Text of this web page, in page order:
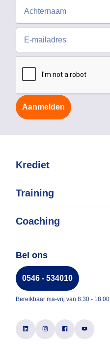
Aanmelden
Krediet
Training
Coaching
Bel ons
0546 - 534010
Bereikbaar ma-vrij van 8:30 - 18:00